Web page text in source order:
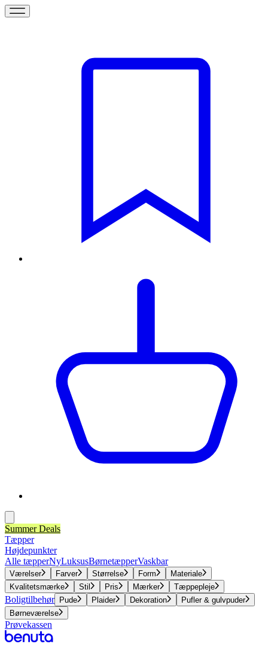
Summer Deals
Tæpper
Højdepunkter
Alle tæpperNyLuksusBørnetæpperVaskbar
Værelser Farver Størrelse Form
Materiale
Kvalitetsmærke
Stil Pris Mærker Tæppepleje
Boligtilbehør Pude Plaider Dekoration
Pufler & gulvpuder
Børneværelse
Prøvekassen